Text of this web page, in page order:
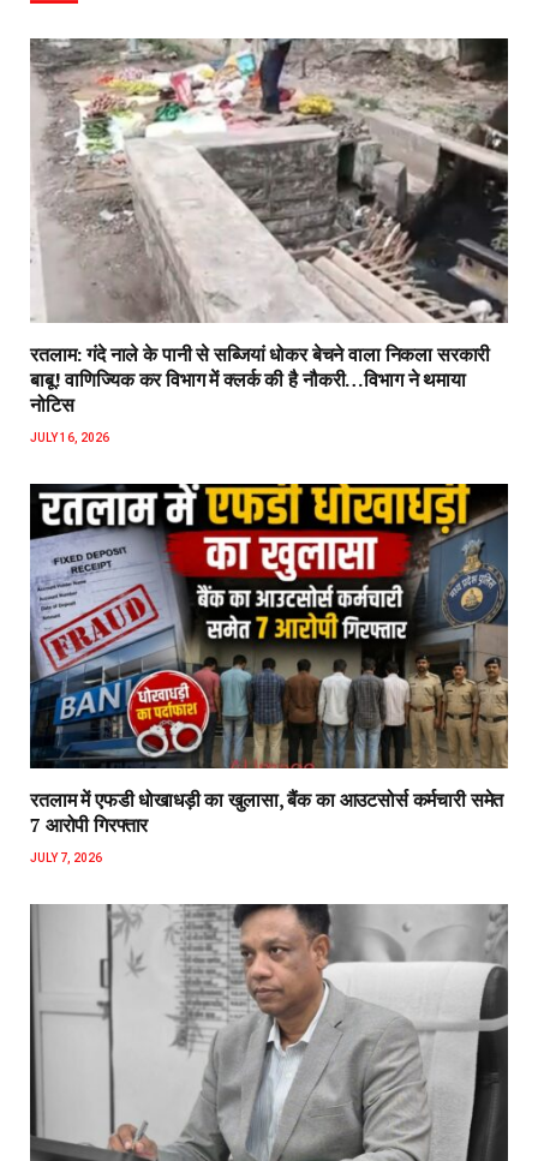
रतलाम: गंदे नाले के पानी से सब्जियां धोकर बेचने वाला निकला सरकारी
बाबू! वाणिज्यिक कर विभाग में क्लर्क की है नौकरी…विभाग ने थमाया
नोटिस
JULY 16, 2026
रतलाम में एफडी धोखाधड़ी का खुलासा, बैंक का आउटसोर्स कर्मचारी समेत
7 आरोपी गिरफ्तार
JULY 7, 2026